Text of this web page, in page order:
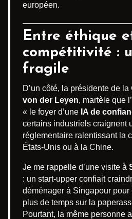
européen.
Entre éthique
compétitivité :
fragile
D’un côté, la présidente de
von der Leyen, martèle que
« le foyer d’une IA de
certains industriels craignent
réglementaire ralentissant la
États-Unis ou à la Chine.
Je me rappelle d’une visite à
: un start-upper confiait
déménager à Singapour pour
plus de temps sur la
Pourtant, la même personne